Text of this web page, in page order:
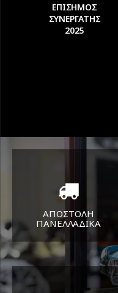
ΕΠΙΣΗΜΟΣ
ΣΥΝΕΡΓΑΤΗΣ
2025
ΑΠΟΣΤΟΛΗ
ΠΑΝΕΛΛΑΔΙΚA
Όπου και αν είστε θα σας
στείλουμε τα ελαστικά σας